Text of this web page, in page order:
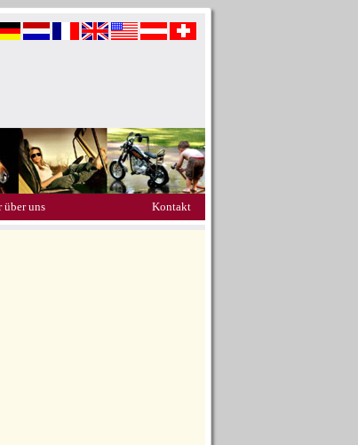
über uns Kontakt